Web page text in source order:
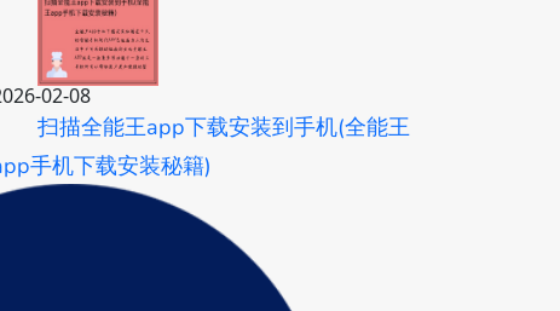
02-08
扫描全能王app下载安装到手机(全能王
手机下载安装秘籍)